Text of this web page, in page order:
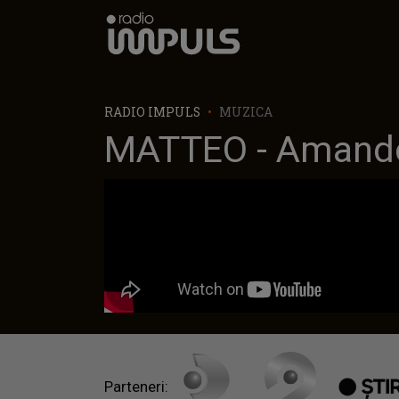
Radio Impuls
RADIO IMPULS MUZICA
MATTEO -
Parteneri: